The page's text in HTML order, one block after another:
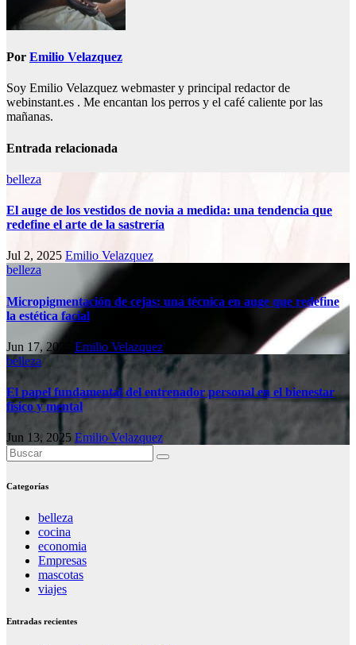
Por Emilio Velazquez
Soy Emilio Velazquez webmaster y principal redactor de
webinstant.es . Me encantan los perros y el café caliente por las
mañanas.
Entrada relacionada
belleza
El auge de los vestidos de novia a medida: una tendencia que
redefine el arte de la sastrería
Jul 2, 2025 Emilio Velazquez
belleza
Micropigmentación de cejas: una técnica en auge que redefine
la estética facial
Jun 17, 2025 Emilio Velazquez
belleza
El papel fundamental del entrenador personal en el bienestar
físico y mental
Jun 13, 2025 Emilio Velazquez
Categorías
belleza
cocina
economia
Empresas
mascotas
viajes
Entradas recientes